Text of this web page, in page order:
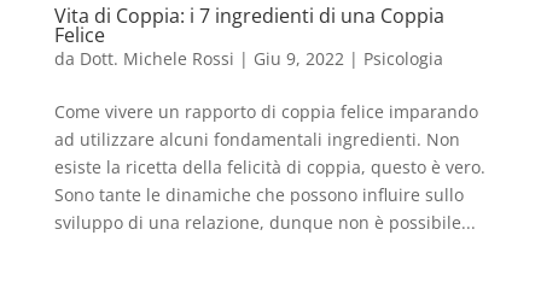
Vita di Coppia: i 7 ingredienti di una Coppia
Felice
da Dott. Michele Rossi | Giu 9, 2022 | Psicologia
Come vivere un rapporto di coppia felice imparando
ad utilizzare alcuni fondamentali ingredienti. Non
esiste la ricetta della felicità di coppia, questo è vero.
Sono tante le dinamiche che possono influire sullo
sviluppo di una relazione, dunque non è possibile...